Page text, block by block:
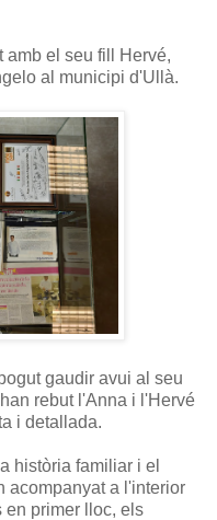
amb el seu fill Hervé,
al municipi d'Ullà.
gaudir avui al seu
rebut l'Anna i l'Hervé
i detallada.
història familiar i el
acompanyat a l'interior
en primer lloc, els